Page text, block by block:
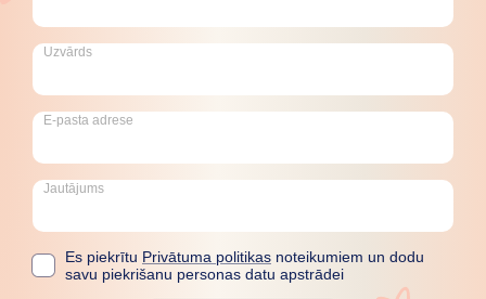
Uzvārds
E-pasta adrese
Jautājums
Es piekrītu Privātuma politikas noteikumiem un dodu
savu piekrišanu personas datu apstrādei